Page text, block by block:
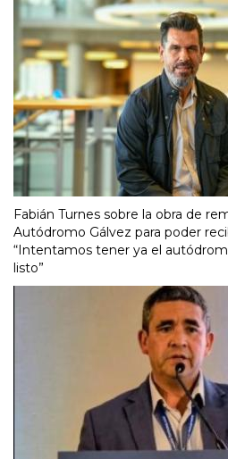
Fabián Turnes sobre la obra de
Autódromo Gálvez para poder
“Intentamos tener ya el
listo”